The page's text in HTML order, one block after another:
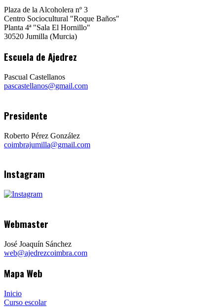
Plaza de la Alcoholera nº 3
Centro Sociocultural "Roque Baños"
Planta 4ª "Sala El Hornillo"
30520 Jumilla (Murcia)
Escuela de Ajedrez
Pascual Castellanos
pascastellanos@gmail.com
Presidente
Roberto Pérez González
coimbrajumilla@gmail.com
Instagram
Webmaster
José Joaquín Sánchez
web@ajedrezcoimbra.com
Mapa Web
Inicio
Curso escolar